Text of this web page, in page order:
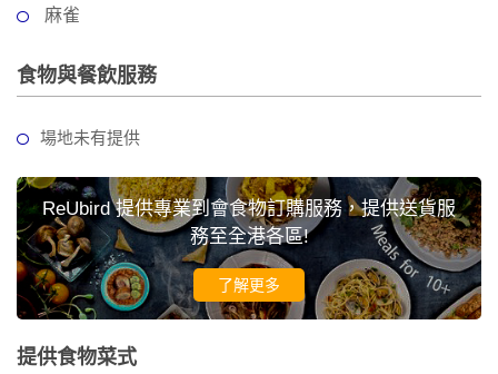
麻雀
食物與餐飲服務
場地未有提供
ReUbird 提供專業到會食物訂購服務，提供送貨服
務至全港各區!
了解更多
提供食物菜式